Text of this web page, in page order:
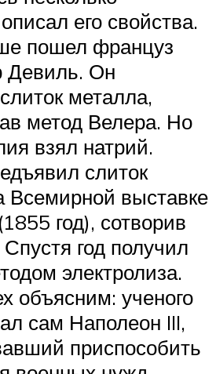
его свойства.
пошел француз
Девиль. Он
металла,
метод Велера. Но
взял натрий.
слиток
Всемирной выставке
год), сотворив
год получил
электролиза.
объясним: ученого
сам Наполеон III,
приспособить